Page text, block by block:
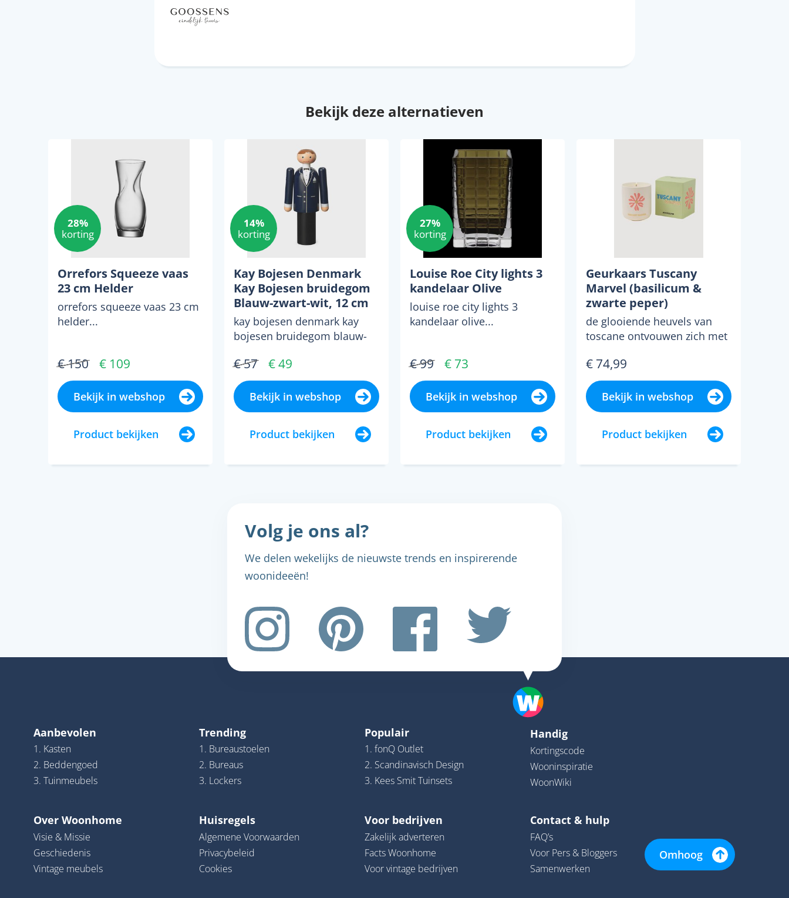
Bekijk deze alternatieven
28%
korting
Orrefors Squeeze vaas
23 cm Helder
orrefors squeeze vaas 23 cm
helder...
€ 150 € 109
Bekijk in webshop
Product bekijken
14%
korting
Kay Bojesen Denmark
Kay Bojesen bruidegom
Blauw-zwart-wit, 12 cm
kay bojesen denmark kay
bojesen bruidegom blauw-
€ 57 € 49
Bekijk in webshop
Product bekijken
27%
korting
Louise Roe City lights 3
kandelaar Olive
louise roe city lights 3
kandelaar olive...
€ 99 € 73
Bekijk in webshop
Product bekijken
Geurkaars Tuscany
Marvel (basilicum &
zwarte peper)
de glooiende heuvels van
toscane ontvouwen zich met
basilicum en zwarte peper,...
€ 74,99
Bekijk in webshop
Product bekijken
Volg je ons al?
We delen wekelijks de nieuwste trends en inspirerende
woonideeën!
Aanbevolen
1. Kasten
2. Beddengoed
3. Tuinmeubels
Trending
1. Bureaustoelen
2. Bureaus
3. Lockers
Populair
1. fonQ Outlet
2. Scandinavisch Design
3. Kees Smit Tuinsets
Handig
Kortingscode
Wooninspiratie
WoonWiki
Over Woonhome
Visie & Missie
Geschiedenis
Vintage meubels
Huisregels
Algemene Voorwaarden
Privacybeleid
Cookies
Voor bedrijven
Zakelijk adverteren
Facts Woonhome
Voor vintage bedrijven
Contact & hulp
FAQ’s
Voor Pers & Bloggers
Samenwerken
Omhoog